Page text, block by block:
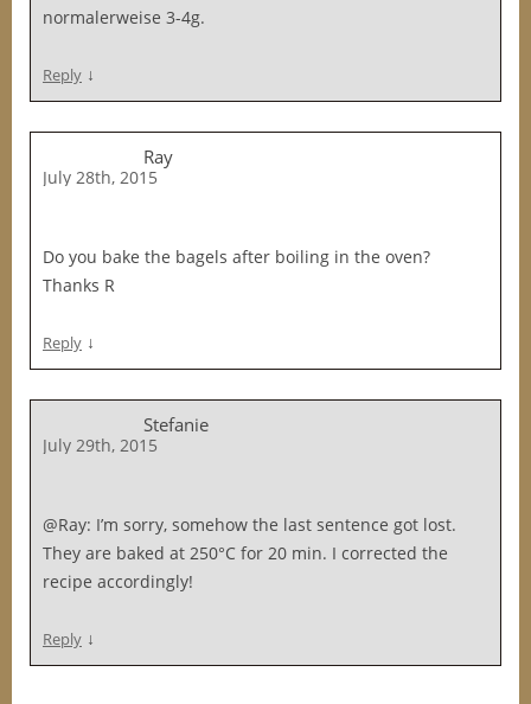
normalerweise 3-4g.
Reply ↓
Ray
July 28th, 2015
Do you bake the bagels after boiling in the oven?
Thanks R
Reply ↓
Stefanie
July 29th, 2015
@Ray: I’m sorry, somehow the last sentence got lost.
They are baked at 250°C for 20 min. I corrected the
recipe accordingly!
Reply ↓